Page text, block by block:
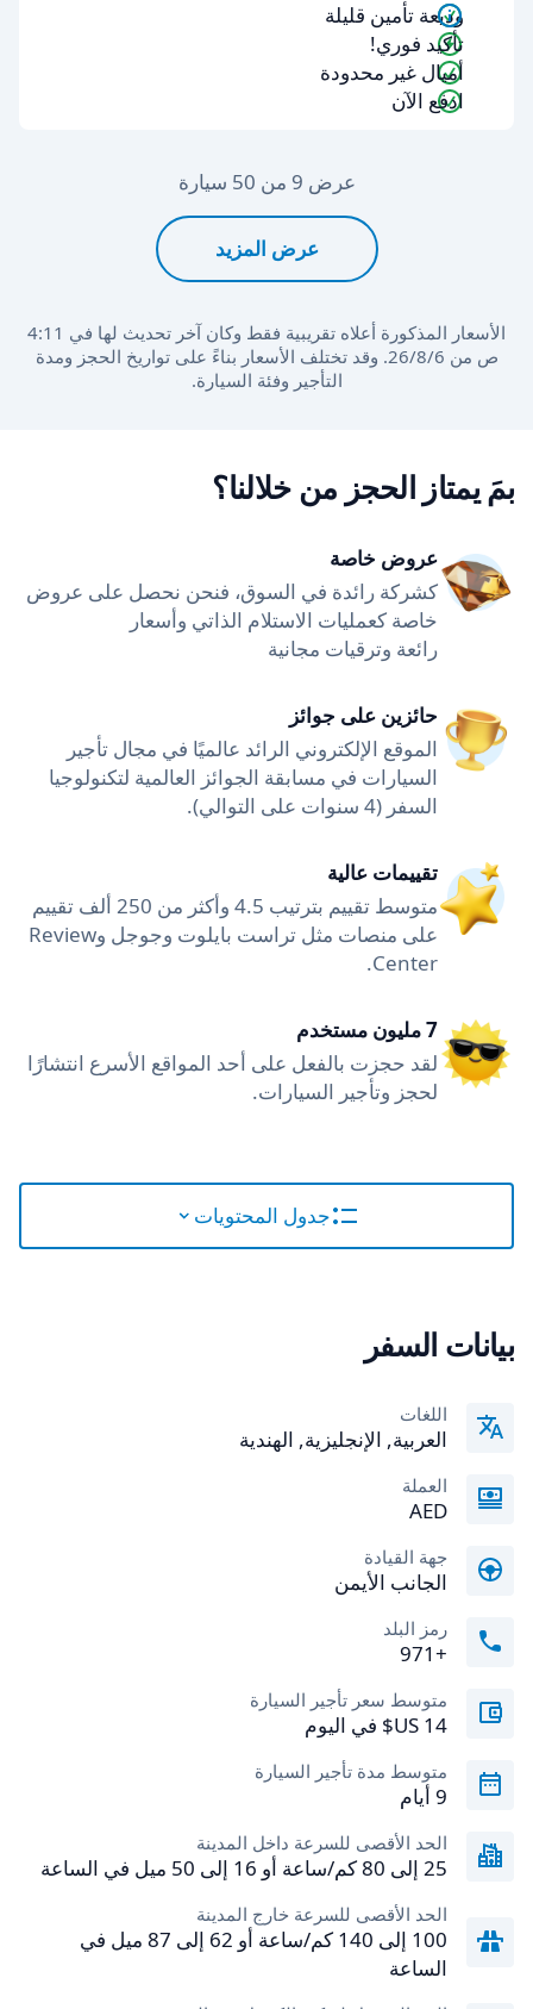
وديعة تأمين قليلة
تأكيد فوري!
أميال غير محدودة
ادفع الآن
عرض 9 من 50 سيارة
عرض المزيد
الأسعار المذكورة أعلاه تقريبية فقط وكان آخر تحديث لها في 4:11
ص من 6‏/8‏/26. وقد تختلف الأسعار بناءً على تواريخ الحجز ومدة
التأجير وفئة السيارة.
بمَ يمتاز الحجز من خلالنا؟
عروض خاصة
كشركة رائدة في السوق، فنحن نحصل على عروض
خاصة كعمليات الاستلام الذاتي وأسعار
رائعة وترقيات مجانية
حائزين على جوائز
الموقع الإلكتروني الرائد عالميًا في مجال تأجير
السيارات في مسابقة الجوائز العالمية لتكنولوجيا
السفر (4 سنوات على التوالي).
تقييمات عالية
متوسط تقييم بترتيب 4.5 وأكثر من 250 ألف تقييم
على منصات مثل تراست بايلوت وجوجل وReview
Center.
7 مليون مستخدم
لقد حجزت بالفعل على أحد المواقع الأسرع انتشارًا
لحجز وتأجير السيارات.
جدول المحتويات
بيانات السفر
اللغات
العربية, الإنجليزية, الهندية
العملة
AED
جهة القيادة
الجانب الأيمن
رمز البلد
+971
متوسط سعر تأجير السيارة
متوسط مدة تأجير السيارة
9 أيام
الحد الأقصى للسرعة داخل المدينة
25 إلى 80 كم/ساعة أو 16 إلى 50 ميل في الساعة
الحد الأقصى للسرعة خارج المدينة
100 إلى 140 كم/ساعة أو 62 إلى 87 ميل في
الساعة